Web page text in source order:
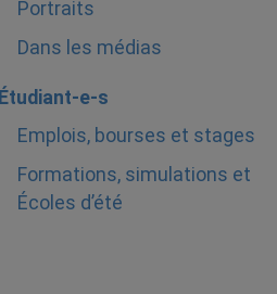
Portraits
Dans les médias
Étudiant-e-s
Emplois, bourses et stages
Formations, simulations et
Écoles d’été